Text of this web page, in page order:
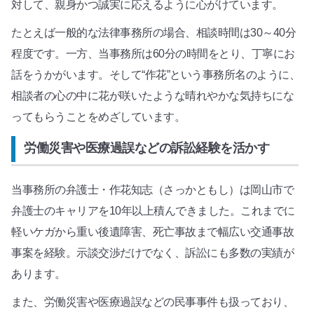
対して、親身かつ誠実に応えるように心がけています。
たとえば一般的な法律事務所の場合、相談時間は30～40分
程度です。一方、当事務所は60分の時間をとり、丁寧にお
話をうかがいます。そして“作花”という事務所名のように、
相談者の心の中に花が咲いたような晴れやかな気持ちにな
ってもらうことをめざしています。
労働災害や医療過誤などの訴訟経験を活かす
当事務所の弁護士・作花知志（さっかともし）は岡山市で
弁護士のキャリアを10年以上積んできました。これまでに
軽いケガから重い後遺障害、死亡事故まで幅広い交通事故
事案を経験。示談交渉だけでなく、訴訟にも多数の実績が
あります。
また、労働災害や医療過誤などの民事事件も扱っており、